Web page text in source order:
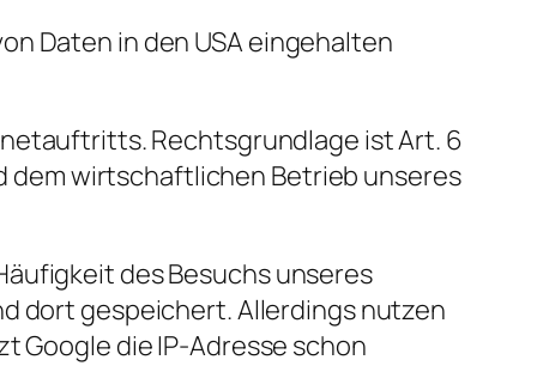
Daten in den USA eingehalten
Rechtsgrundlage ist Art. 6
dem wirtschaftlichen Betrieb unseres
des Besuchs unseres
dort gespeichert. Allerdings nutzen
Google die IP-Adresse schon